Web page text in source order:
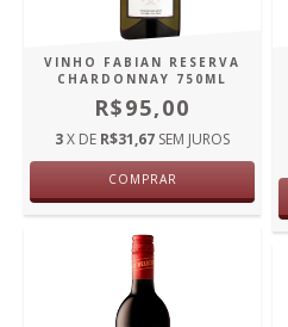
VINHO FABIAN RESERVA
CHARDONNAY 750ML
R$95,00
3X DE R$31,67 SEM JUROS
COMPRAR